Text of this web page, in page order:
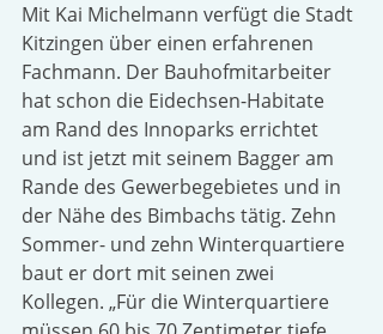
Mit Kai Michelmann verfügt die Stadt
Kitzingen über einen erfahrenen
Fachmann. Der Bauhofmitarbeiter
hat schon die Eidechsen-Habitate
am Rand des Innoparks errichtet
und ist jetzt mit seinem Bagger am
Rande des Gewerbegebietes und in
der Nähe des Bimbachs tätig. Zehn
Sommer- und zehn Winterquartiere
baut er dort mit seinen zwei
Kollegen. „Für die Winterquartiere